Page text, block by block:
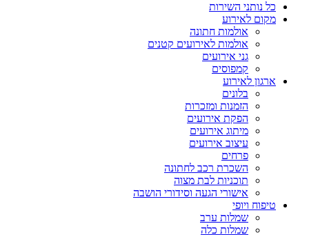
כל נותני השירות
מקום לאירוע
אולמות חתונה
אולמות לאירועים קטנים
גני אירועים
קמפוסים
ארגון לאירוע
בלונים
הזמנות ומזכרות
הפקת אירועים
מיתוג אירועים
עיצוב אירועים
פרחים
השכרת רכב לחתונה
תוכניות לבת מצוה
אישורי הגעה וסידורי הושבה
טיפוח ויופי
שמלות ערב
שמלות כלה